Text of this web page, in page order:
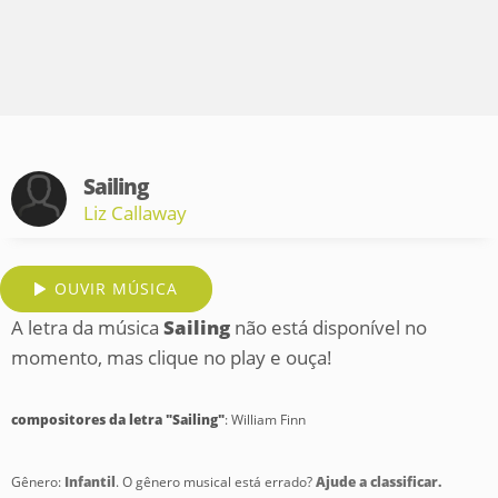
Sailing
Liz Callaway
OUVIR MÚSICA
A letra da música Sailing não está disponível no
momento, mas clique no play e ouça!
compositores da letra "Sailing": William Finn
Gênero: Infantil. O gênero musical está errado?Ajude a classificar.